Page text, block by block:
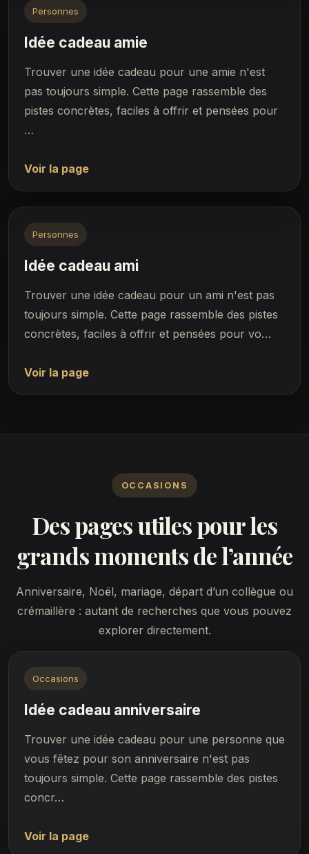
Personnes
Idée cadeau amie
Trouver une idée cadeau pour une amie n'est
pas toujours simple. Cette page rassemble des
pistes concrètes, faciles à offrir et pensées pour
…
Voir la page
Personnes
Idée cadeau ami
Trouver une idée cadeau pour un ami n'est pas
toujours simple. Cette page rassemble des pistes
concrètes, faciles à offrir et pensées pour vo…
Voir la page
OCCASIONS
Des pages utiles pour les
grands moments de l’année
Anniversaire, Noël, mariage, départ d’un collègue ou
crémaillère : autant de recherches que vous pouvez
explorer directement.
Occasions
Idée cadeau anniversaire
Trouver une idée cadeau pour une personne que
vous fêtez pour son anniversaire n'est pas
toujours simple. Cette page rassemble des pistes
concr…
Voir la page